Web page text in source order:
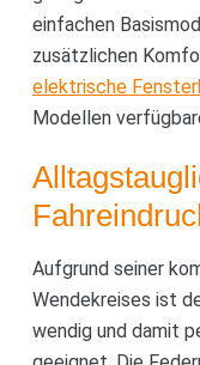
einfachen
zusätzlichen
elektrische
Modellen
Aufgrund seiner
Wendekreises ist
wendig und damit